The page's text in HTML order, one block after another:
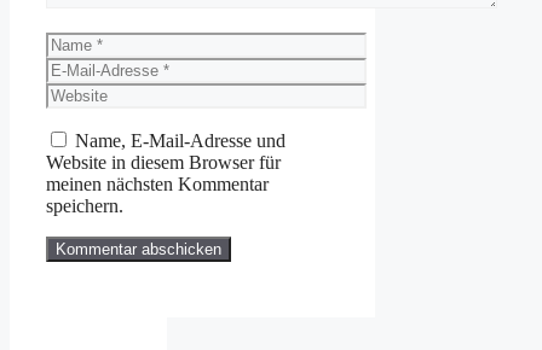
Name
E-
Mail-
Adresse
Website
Name, E-Mail-Adresse und
Website in diesem Browser für
meinen nächsten Kommentar
speichern.